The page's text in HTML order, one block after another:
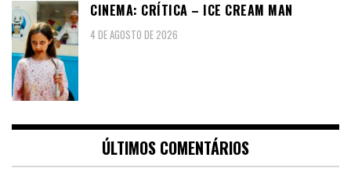
CINEMA: CRÍTICA – ICE CREAM MAN
4 DE AGOSTO DE 2026
ÚLTIMOS COMENTÁRIOS